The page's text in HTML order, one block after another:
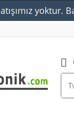
yoktur.